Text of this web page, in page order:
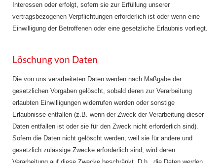
Interessen oder erfolgt, sofern sie zur Erfüllung unserer
vertragsbezogenen Verpflichtungen erforderlich ist oder wenn eine
Einwilligung der Betroffenen oder eine gesetzliche Erlaubnis vorliegt.
Löschung von Daten
Die von uns verarbeiteten Daten werden nach Maßgabe der
gesetzlichen Vorgaben gelöscht, sobald deren zur Verarbeitung
erlaubten Einwilligungen widerrufen werden oder sonstige
Erlaubnisse entfallen (z.B. wenn der Zweck der Verarbeitung dieser
Daten entfallen ist oder sie für den Zweck nicht erforderlich sind).
Sofern die Daten nicht gelöscht werden, weil sie für andere und
gesetzlich zulässige Zwecke erforderlich sind, wird deren
Verarbeitung auf diese Zwecke beschränkt. D.h., die Daten werden